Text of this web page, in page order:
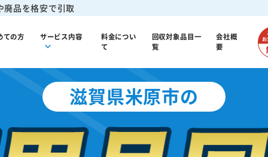
廃品を格安で引取
ての方 サービス内容
料金につい
て
回収対象品目一
覧
会社概
要
滋賀県米原市の